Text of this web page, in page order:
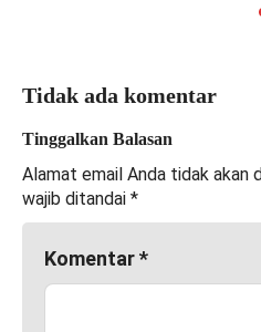
Tidak ada komentar
Tinggalkan Balasan
Alamat email Anda tidak akan
wajib ditandai *
Komentar*